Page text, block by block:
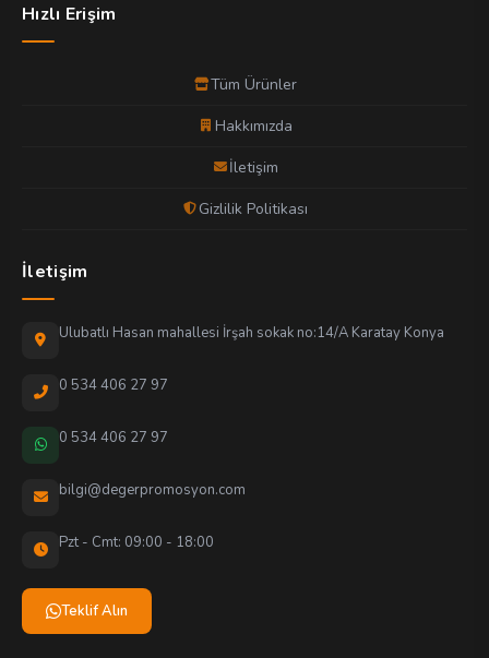
Hızlı Erişim
Tüm Ürünler
Hakkımızda
İletişim
Gizlilik Politikası
İletişim
Ulubatlı Hasan mahallesi İrşah sokak no:14/A Karatay Konya
0 534 406 27 97
0 534 406 27 97
bilgi@degerpromosyon.com
Pzt - Cmt: 09:00 - 18:00
Teklif Alın